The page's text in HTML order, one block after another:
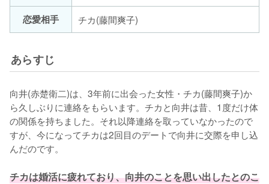
恋愛相手
チカ(藤間爽子)
あらすじ
向井(赤楚衛二)は、3年前に出会った女性・チカ(藤間爽子)か
ら久しぶりに連絡をもらいます。チカと向井は昔、1度だけ体
の関係を持ちました。それ以降連絡を取っていなかったので
すが、今になってチカは2回目のデートで向井に交際を申し込
んだのです。
チカは婚活に疲れており、向井のことを思い出したとのこ